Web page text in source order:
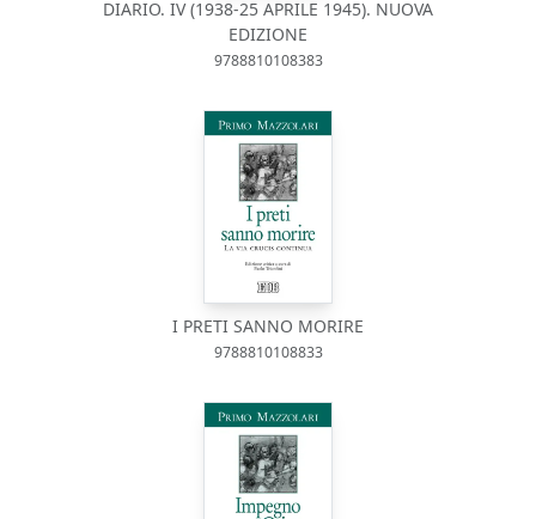
DIARIO. IV (1938-25 APRILE 1945). NUOVA
EDIZIONE
9788810108383
I PRETI SANNO MORIRE
9788810108833